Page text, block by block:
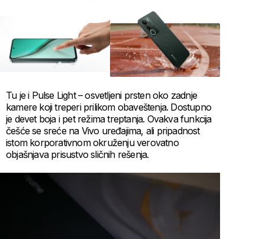
Tu je i Pulse Light – osvetljeni prsten oko zadnje
kamere koji treperi prilikom obaveštenja. Dostupno
je devet boja i pet režima treptanja. Ovakva funkcija
češće se sreće na Vivo uređajima, ali pripadnost
istom korporativnom okruženju verovatno
objašnjava prisustvo sličnih rešenja.